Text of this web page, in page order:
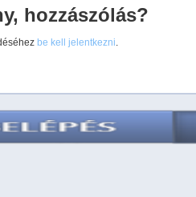
hozzászólás?
be kell jelentkezni.